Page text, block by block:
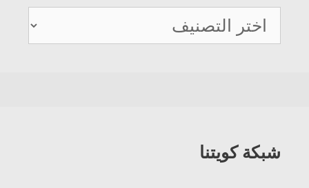
دليل
هواتف
شبكة كويتنا